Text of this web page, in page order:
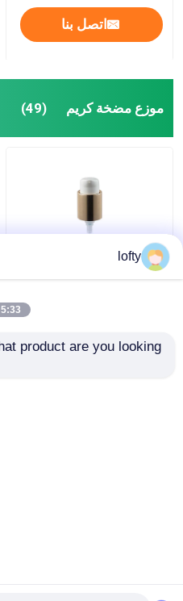
اتصل بنا
موزع مضخة كريم (49)
الألومنيوم اختتام البلاستيك
مضخة 24 410 البلاستيك
افضل سعر
lofty
5:33 PM
product are you looking